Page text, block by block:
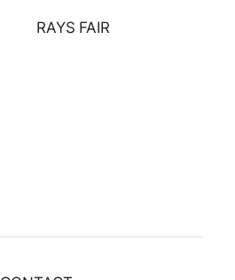
RAYS FAIR